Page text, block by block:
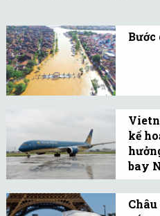
kể
của
kế
bay
xấu,